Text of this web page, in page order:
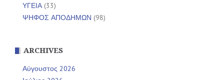
ΥΓΕΙΑ(33)
ΨΗΦΟΣ ΑΠΟΔΗΜΩΝ (98)
ARCHIVES
Αύγουστος 2026